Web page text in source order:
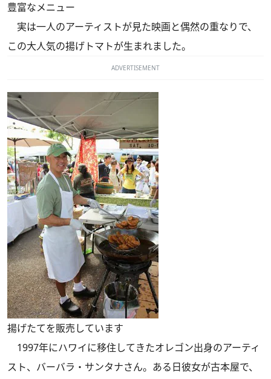
豊富なメニュー
実は一人のアーティストが見た映画と偶然の重なりで、
この大人気の揚げトマトが生まれました。
ADVERTISEMENT
揚げたてを販売しています
1997年にハワイに移住してきたオレゴン出身のアーティ
スト、バーバラ・サンタナさん。ある日彼女が古本屋で、